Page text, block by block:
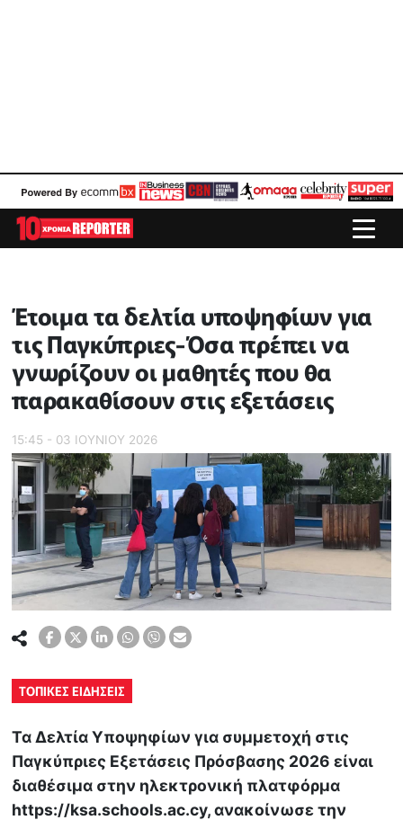
Έτοιμα τα δελτία υποψηφίων για
τις Παγκύπριες-Όσα πρέπει να
γνωρίζουν οι μαθητές που θα
παρακαθίσουν στις εξετάσεις
15:45 - 03 ΙΟΥΝΙΟΥ 2026
ΤΟΠΙΚΕΣ ΕΙΔΗΣΕΙΣ
Τα Δελτία Υποψηφίων για συμμετοχή στις
Παγκύπριες Εξετάσεις Πρόσβασης 2026 είναι
διαθέσιμα στην ηλεκτρονική πλατφόρμα
https://ksa.schools.ac.cy, ανακοίνωσε την